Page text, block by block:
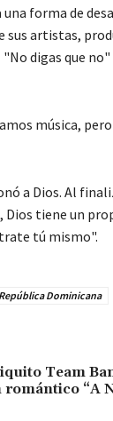
forma de
sus artistas,
digas que no"
música,
a Dios. Al
Dios tiene un
tú mismo".
República Dominicana
Team
romántico “A